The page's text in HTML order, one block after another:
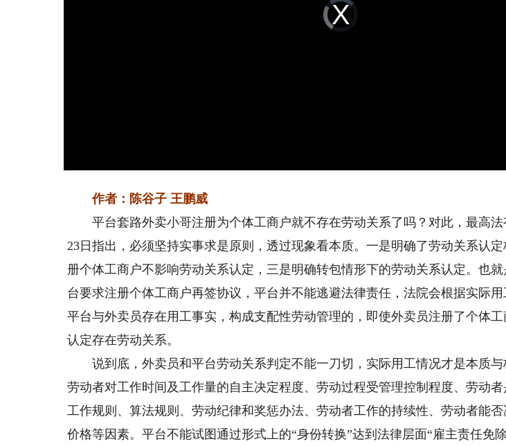
Video
Player
is
loading.
作者：陈谷子 王鹏威
平台套路外卖小哥注册为个体工商户就不存在劳动关系了吗？对此，最高法
23日指出，必须坚持实事求是原则，透过现象看本质。一是明确了劳动关系认
册个体工商户不影响劳动关系认定，三是明确转包情形下的劳动关系认定。也
台要求注册个体工商户再签协议，平台并不能逃避法律责任，法院会根据实际
平台与外卖员存在用工事实，构成支配性劳动管理的，即使外卖员注册了个体
认定存在劳动关系。
说到底，外卖员和平台劳动关系判定不能一刀切，实际用工情况才是本质与
劳动者对工作时间及工作量的自主决定程度、劳动过程受管理控制程度、劳动
工作规则、算法规则、劳动纪律和奖惩办法、劳动者工作的持续性、劳动者能
价格等因素。平台不能试图通过形式上的“身份转换”达到法律层面“雇主责任免